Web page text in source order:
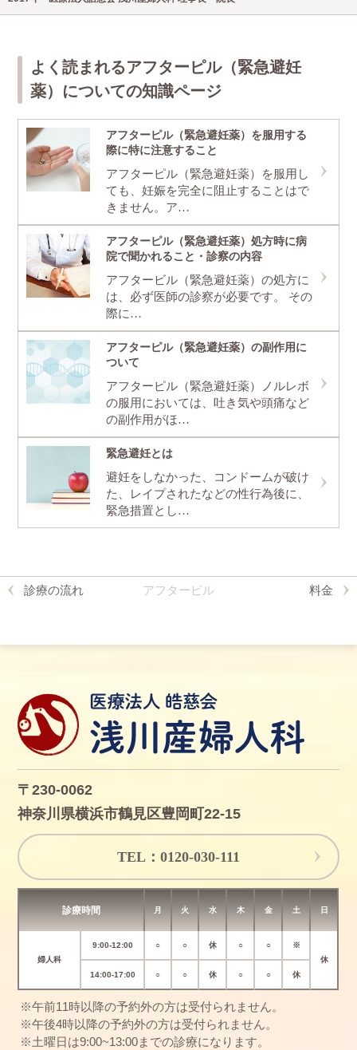
よく読まれるアフターピル（緊急避妊
薬）についての知識ページ
アフターピル（緊急避妊薬）を服用する
際に特に注意すること
アフターピル（緊急避妊薬）を服用し
ても、妊娠を完全に阻止することはで
きません。ア…
アフターピル（緊急避妊薬）処方時に病
院で聞かれること・診察の内容
アフタービル（緊急避妊薬）の処方に
は、必ず医師の診察が必要です。 その
際に…
アフターピル（緊急避妊薬）の副作用に
ついて
アフターピル（緊急避妊薬）ノルレボ
の服用においては、吐き気や頭痛など
の副作用がほ…
緊急避妊とは
避妊をしなかった、コンドームが破け
た、レイプされたなどの性行為後に、
緊急措置とし…
診療の流れ アフターピル 料金
〒230-0062
神奈川県横浜市鶴見区豊岡町22-15
TEL：0120-030-111
診療時間 月 火 水 木 金 土 日
婦人科
9:00-12:00 ○ ○ 休 ○ ○
※
休
14:00-17:00
○ ○ 休 ○ ○ 休
※午前11時以降の予約外の方は受付られません。
※午後4時以降の予約外の方は受付られません。
※土曜日は9:00~13:00までの診療になります。